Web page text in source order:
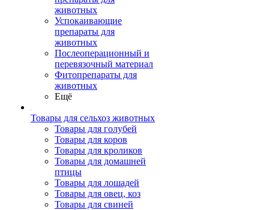
животных
Успокаивающие
препараты для
животных
Послеоперационный и
перевязочный материал
Фитопрепараты для
животных
Ещё
Товары для сельхоз животных
Товары для голубей
Товары для коров
Товары для кроликов
Товары для домашней
птицы
Товары для лошадей
Товары для овец, коз
Товары для свиней